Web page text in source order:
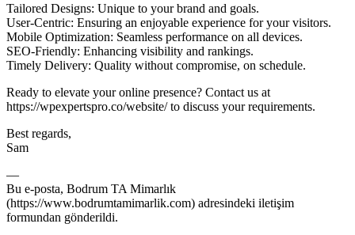
Tailored Designs: Unique to your brand and goals.
User-Centric: Ensuring an enjoyable experience for your visitors.
Mobile Optimization: Seamless performance on all devices.
SEO-Friendly: Enhancing visibility and rankings.
Timely Delivery: Quality without compromise, on schedule.
Ready to elevate your online presence? Contact us at
https://wpexpertspro.co/website/ to discuss your requirements.
Best regards,
Sam
—
Bu e-posta, Bodrum TA Mimarlık
(https://www.bodrumtamimarlik.com) adresindeki iletişim
formundan gönderildi.